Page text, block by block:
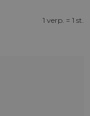
1 verp. = 1 st.